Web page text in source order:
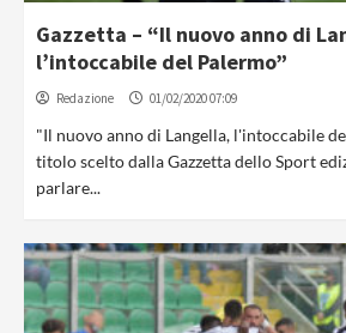
Gazzetta – “Il nuovo anno di
l’intoccabile del Palermo”
Redazione 01/02/2020 07:09
"Il nuovo anno di Langella, l'intoccabile
titolo scelto dalla Gazzetta dello Sport
parlare...